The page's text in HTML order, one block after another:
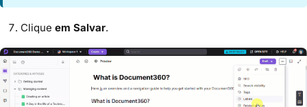
Clique em Salvar.